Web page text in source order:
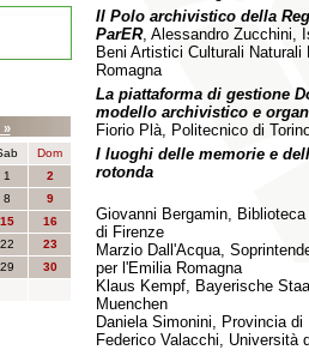
Il Polo archivistico della
ParER, Alessandro Zucchini,
Beni Artistici Culturali Naturali
Romagna
La piattaforma di gestione
modello archivistico e
Fiorio Plà, Politecnico di
I luoghi delle memorie e
rotonda
Giovanni Bergamin,
di Firenze
Marzio Dall'Acqua,
per l'Emilia Romagna
Klaus Kempf, Bayerische
Muenchen
Daniela Simonini, Provincia di
Federico Valacchi, Università
»
Dom
1
2
8
9
15
16
22
23
29
30